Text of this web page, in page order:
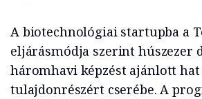
A biotechnológiai startupba a
eljárásmódja szerint húszezer
háromhavi képzést ajánlott hat
tulajdonrészért cserébe. A